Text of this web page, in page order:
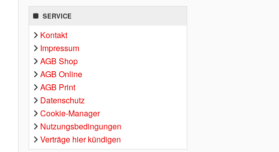
SERVICE
Kontakt
Impressum
AGB Shop
AGB Online
AGB Print
Datenschutz
Cookie-Manager
Nutzungsbedingungen
Verträge hier kündigen